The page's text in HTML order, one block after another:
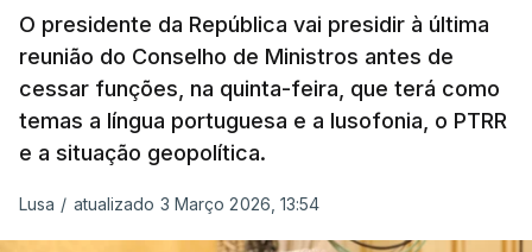
NATO no Kosovo, e, mais recentemente, na
MINUSCA, como 2.º comandante da Força
Militar da ONU para a República Centro-
Africana".
"Foi ainda
chefe do Branch de Apoio às
Operações na Divisão de Operações,
acumulando com presidente dos Grupos NATO
O presidente da República vai presidir à última
reunião do Conselho de Ministros antes de
cessar funções, na quinta-feira, que terá como
temas a língua portuguesa e a lusofonia, o PTRR
e a situação geopolítica.
Lusa / atualizado 3 Março 2026, 13:54